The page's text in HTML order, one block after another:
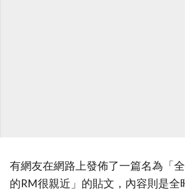
有網友在網路上發佈了一篇名為「
的RM很親近」的貼文，內容則是全